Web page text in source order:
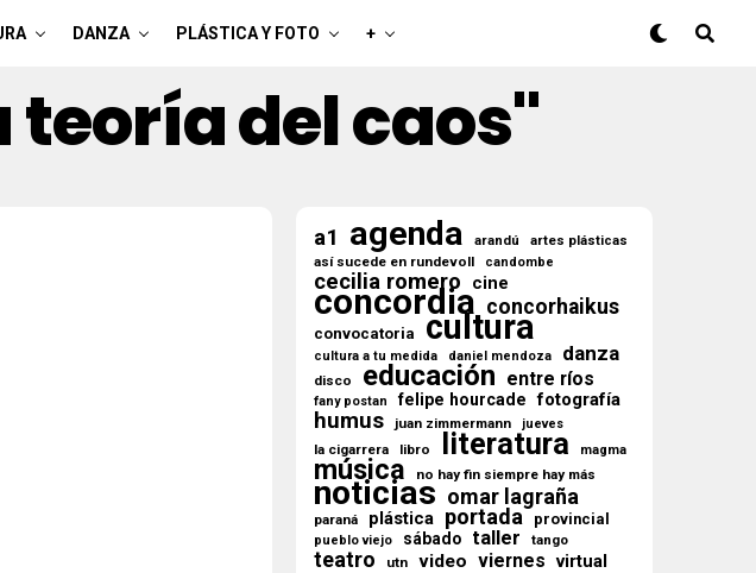
DANZA PLÁSTICA Y FOTO +
del caos"
a1 agenda arandú artes plásticas
así sucede en rundevoll candombe
cecilia romero cine
concordia concorhaikus
convocatoria cultura
cultura a tu medida daniel mendoza danza
disco educación entre ríos
fany postan felipe hourcade fotografía
humus juan zimmermann jueves
la cigarrera libro literatura magma
música no hay fin siempre hay más
noticias omar lagraña
paraná plástica portada provincial
pueblo viejo sábado taller tango
teatro utn video viernes virtual